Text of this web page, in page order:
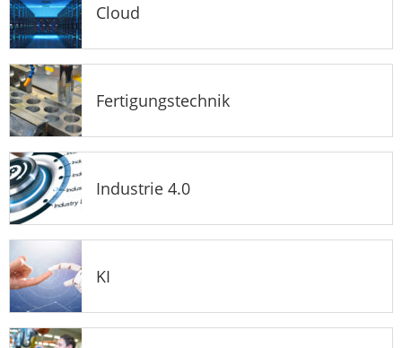
Cloud
Fertigungstechnik
Industrie 4.0
KI